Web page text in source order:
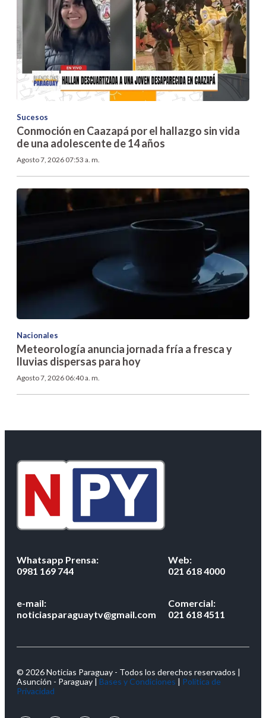
Sucesos
Conmoción en Caazapá por el hallazgo sin vida
de una adolescente de 14 años
Agosto 7, 2026 07:53 a. m.
Nacionales
Meteorología anuncia jornada fría a fresca y
lluvias dispersas para hoy
Agosto 7, 2026 06:40 a. m.
Whatsapp Prensa:
0981 169 744
Web:
021 618 4000
e-mail:
noticiasparaguaytv@gmail.com
Comercial:
021 618 4511
© 2026 Noticias Paraguay - Todos los derechos reservados |
Asunción - Paraguay | Bases y Condiciones | Política de
Privacidad